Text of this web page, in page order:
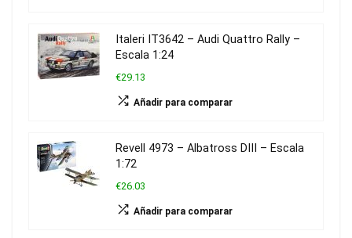
Italeri IT3642 – Audi Quattro Rally –
Escala 1:24
€29.13
Añadir para comparar
Revell 4973 – Albatross DIII – Escala
1:72
€26.03
Añadir para comparar